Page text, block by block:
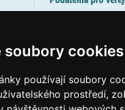
soubory cookies
používají soubory
prostředí,
(více informací
Elektronická